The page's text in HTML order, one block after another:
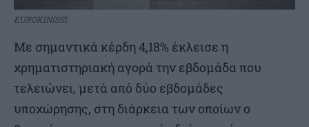
EUROKINISSI
Με σημαντικά κέρδη 4,18% έκλεισε η
χρηματιστηριακή αγορά την εβδομάδα που
τελειώνει, μετά από δύο εβδομάδες
υποχώρησης, στη διάρκεια των οποίων ο